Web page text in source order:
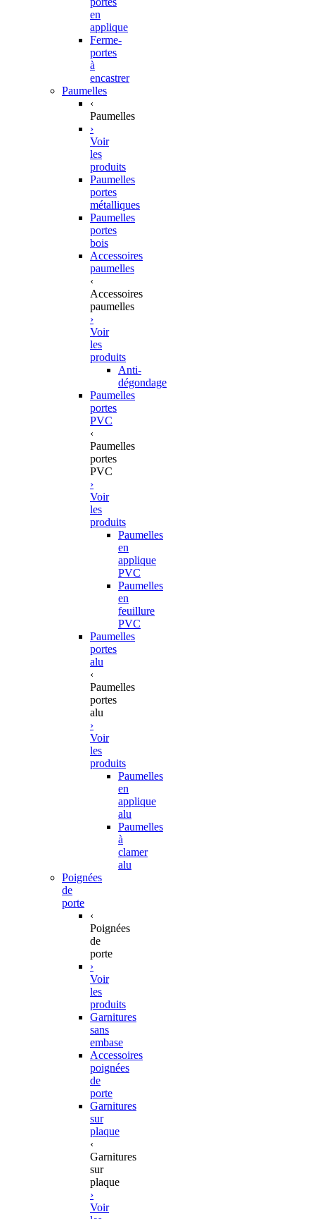
en
applique
Ferme-
portes
à
encastrer
Paumelles
‹
Paumelles
›
Voir
les
produits
Paumelles
portes
métalliques
Paumelles
portes
bois
Accessoires
paumelles
‹
Accessoires
paumelles
›
Voir
les
produits
Anti-
dégondage
Paumelles
portes
PVC
‹
Paumelles
portes
PVC
›
Voir
les
produits
Paumelles
en
applique
PVC
Paumelles
en
feuillure
PVC
Paumelles
portes
alu
‹
Paumelles
portes
alu
›
Voir
les
produits
Paumelles
en
applique
alu
Paumelles
à
clamer
alu
Poignées
de
porte
‹
Poignées
de
porte
›
Voir
les
produits
Garnitures
sans
embase
Accessoires
poignées
de
porte
Garnitures
sur
plaque
‹
Garnitures
sur
plaque
›
Voir